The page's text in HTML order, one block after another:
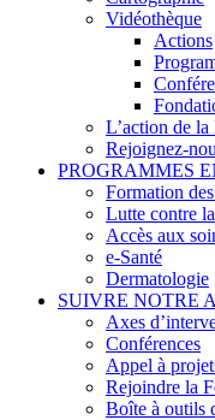
Vidéothèque
Actions
L’action de
Rejoignez-
PROGRAMMES
Formation
Lutte contre
Accès aux
e-Santé
Dermatologie
SUIVRE NOTRE
Axes
Conférences
Appel à
Rejoindre la
Boîte à outils